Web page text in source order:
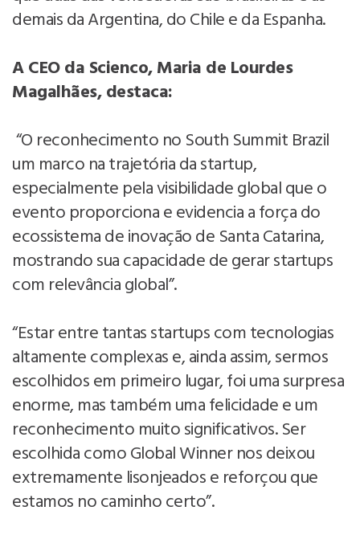
demais da Argentina, do Chile e da Espanha.
A CEO da Scienco, Maria de Lourdes
Magalhães, destaca:
“O reconhecimento no South Summit Brazil
um marco na trajetória da startup,
especialmente pela visibilidade global que o
evento proporciona e evidencia a força do
ecossistema de inovação de Santa Catarina,
mostrando sua capacidade de gerar startups
com relevância global”.
“Estar entre tantas startups com tecnologias
altamente complexas e, ainda assim, sermos
escolhidos em primeiro lugar, foi uma surpresa
enorme, mas também uma felicidade e um
reconhecimento muito significativos. Ser
escolhida como Global Winner nos deixou
extremamente lisonjeados e reforçou que
estamos no caminho certo”.